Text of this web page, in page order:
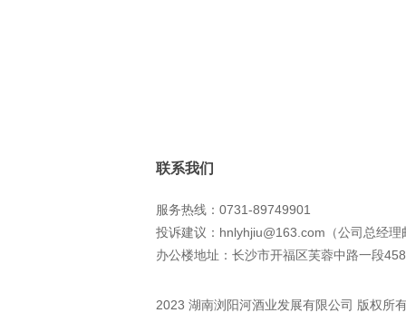
联系我们
服务热线：0731-89749901
投诉建议：hnlyhjiu@163.com（公司总经理
办公楼地址：长沙市开福区芙蓉中路一段
2023 湖南浏阳河酒业发展有限公司 版权所